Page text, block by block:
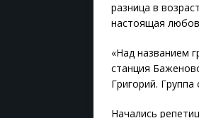
разница в
настоящая
«Над названием
станция
Григорий.
Начались